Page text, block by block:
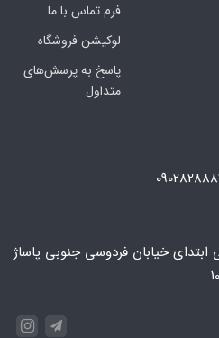
فرم تماس با ما
لوکیشن فروشگاه
پاسخ به پرسش‌های
متداول
ابتدای خیابان فردوسی جنوبی پاساژ